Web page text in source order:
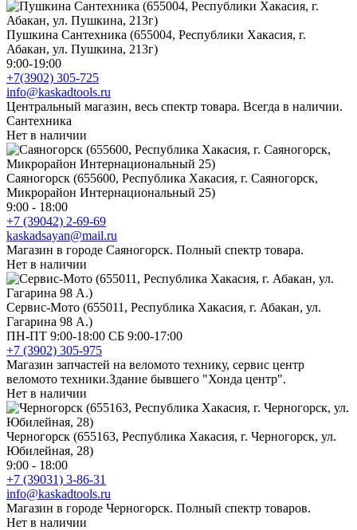
Пушкина Сантехника (655004, Республики Хакасия, г.
Абакан, ул. Пушкина, 213г)
9:00-19:00
+7(3902) 305-725
info@kaskadtools.ru
Центральный магазин, весь спектр товара. Всегда в наличии.
Сантехника
Нет в наличии
Саяногорск (655600, Республика Хакасия, г. Саяногорск,
Микрорайон Интернациональный 25)
9:00 - 18:00
+7 (39042) 2-69-69
kaskadsayan@mail.ru
Магазин в городе Саяногорск. Полный спектр товара.
Нет в наличии
Сервис-Мото (655011, Республика Хакасия, г. Абакан, ул.
Гагарина 98 А.)
ПН-ПТ 9:00-18:00 СБ 9:00-17:00
+7 (3902) 305-975
Магазин запчастей на веломото технику, сервис центр
веломото техники.Здание бывшего "Хонда центр".
Нет в наличии
Черногорск (655163, Республика Хакасия, г. Черногорск, ул.
Юбилейная, 28)
9:00 - 18:00
+7 (39031) 3-86-31
info@kaskadtools.ru
Магазин в городе Черногорск. Полный спектр товаров.
Нет в наличии